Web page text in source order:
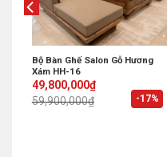
-17%
Bộ Bàn Ghế Salon Gỗ Hương
Xám HH-16
59,900,000₫
Original
price
was:
49,800,000₫
Current
price
is: